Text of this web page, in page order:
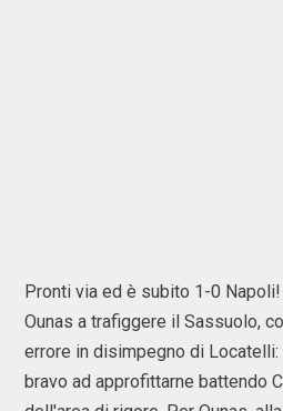
Pronti via ed è subito 1-0
Ounas a trafiggere il Sassuolo,
errore in disimpegno di
bravo ad approfittarne battendo